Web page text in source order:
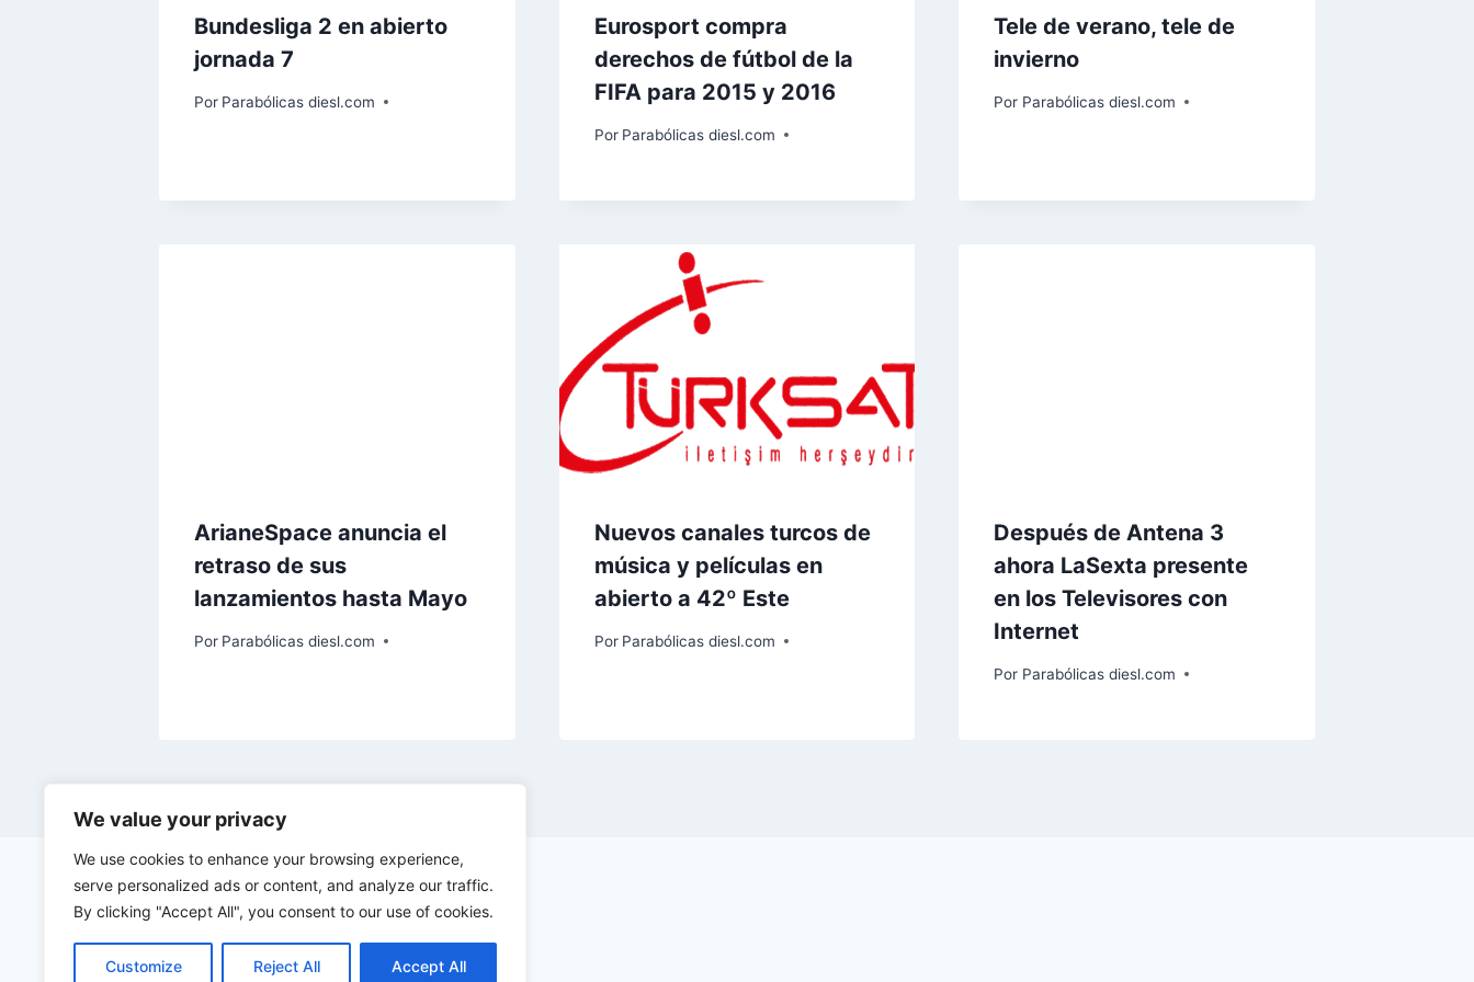
We value your privacy
We use cookies to enhance your browsing experience,
serve personalized ads or content, and analyze our traffic.
By clicking "Accept All", you consent to our use of cookies.
Customize Reject All Accept All
Bundesliga 2 en abierto
jornada 7
Por Parabólicas diesl.com
Eurosport compra
derechos de fútbol de la
FIFA para 2015 y 2016
Por Parabólicas diesl.com
Tele de verano, tele de
invierno
Por Parabólicas diesl.com
ArianeSpace anuncia el
retraso de sus
lanzamientos hasta Mayo
Por Parabólicas diesl.com
Nuevos canales turcos de
música y películas en
abierto a 42º Este
Por Parabólicas diesl.com
Después de Antena 3
ahora LaSexta presente
en los Televisores con
Internet
Por Parabólicas diesl.com